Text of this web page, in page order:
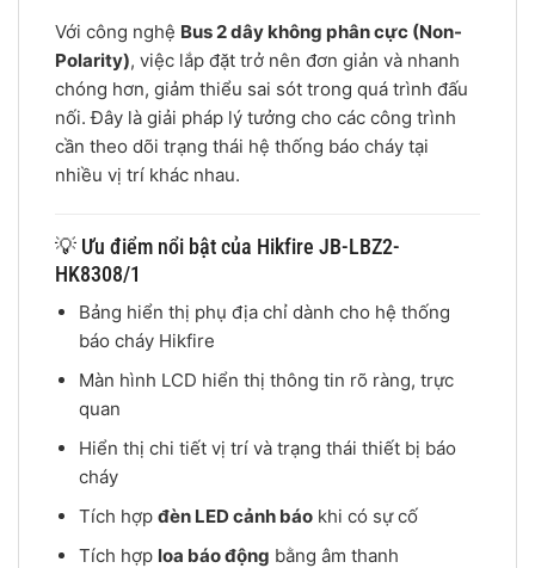
Với công nghệ Bus 2 dây không phân cực (Non-
Polarity), việc lắp đặt trở nên đơn giản và nhanh
chóng hơn, giảm thiểu sai sót trong quá trình đấu
nối. Đây là giải pháp lý tưởng cho các công trình
cần theo dõi trạng thái hệ thống báo cháy tại
nhiều vị trí khác nhau.
💡 Ưu điểm nổi bật của Hikfire JB-LBZ2-
HK8308/1
Bảng hiển thị phụ địa chỉ dành cho hệ thống
báo cháy Hikfire
Màn hình LCD hiển thị thông tin rõ ràng, trực
quan
Hiển thị chi tiết vị trí và trạng thái thiết bị báo
cháy
Tích hợp đèn LED cảnh báokhi có sự cố
Tích hợp loa báo động bằng âm thanh